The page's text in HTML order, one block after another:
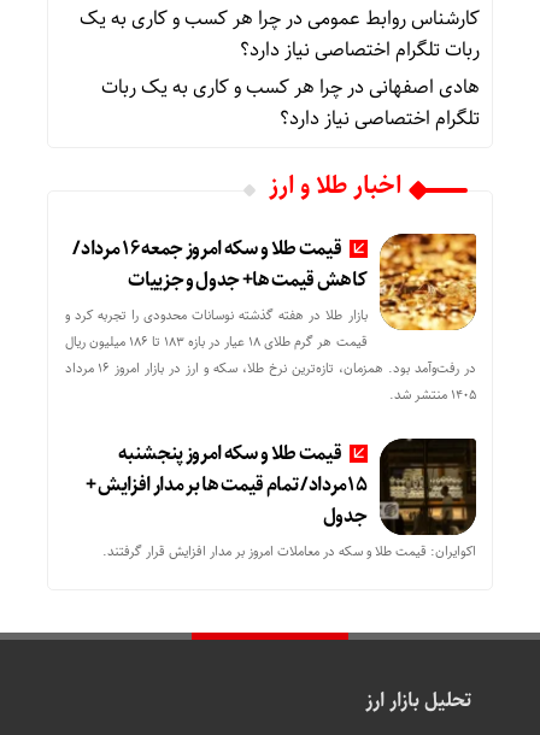
کارشناس روابط عمومیدرچرا هر کسب‌ و کاری به یک
ربات تلگرام اختصاصی نیاز دارد؟
هادی اصفهانیدرچرا هر کسب‌ و کاری به یک ربات
تلگرام اختصاصی نیاز دارد؟
اخبار طلا و ارز
قیمت طلا و سکه امروز جمعه ۱۶ مرداد/
کاهش قیمت ها+ جدول و جزییات
بازار طلا در هفته گذشته نوسانات محدودی را تجربه کرد و
قیمت هر گرم طلای ۱۸ عیار در بازه ۱۸۳ تا ۱۸۶ میلیون ریال
در رفت‌وآمد بود. همزمان، تازه‌ترین نرخ طلا، سکه و ارز در بازار امروز ۱۶ مرداد
۱۴۰۵ منتشر شد.
قیمت طلا و سکه امروز پنجشنبه
15مرداد/ تمام قیمت ها بر مدار افزایش +
جدول
اکوایران: قیمت طلا و سکه در معاملات امروز بر مدار افزایش قرار گرفتند.
تحلیل بازار ارز